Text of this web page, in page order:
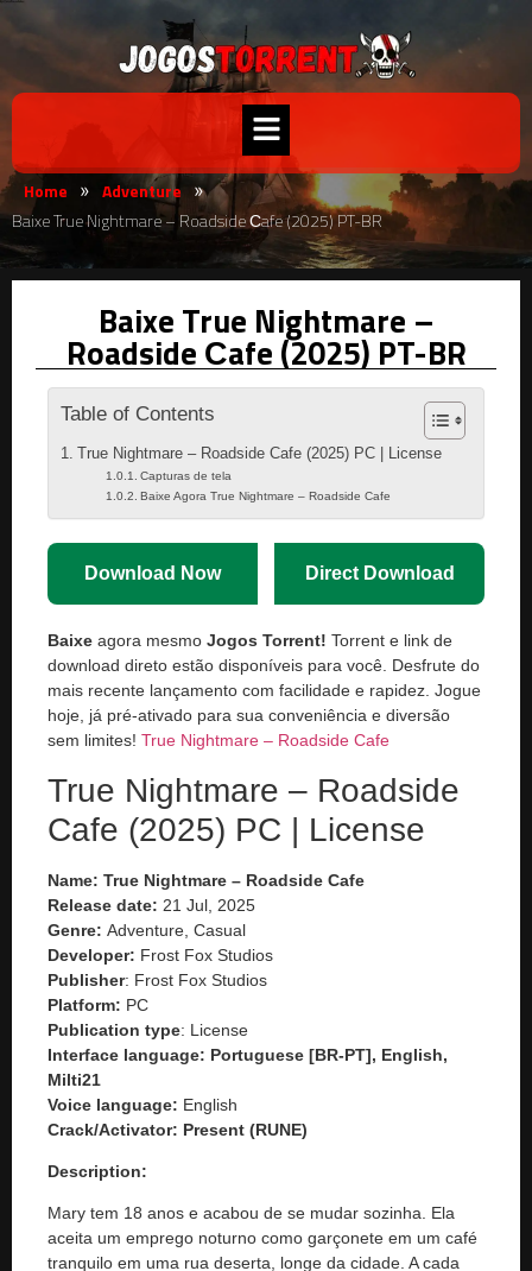
Home » Adventure »
Baixe True Nightmare – Roadside Сafe (2025) PT-BR
Baixe True Nightmare –
Roadside Сafe (2025) PT-BR
Table of Contents
True Nightmare – Roadside Сafe (2025) PC | License
Capturas de tela
Baixe Agora True Nightmare – Roadside Сafe
Download Now Direct Download
Baixe agora mesmo Jogos Torrent! Torrent e link de
download direto estão disponíveis para você. Desfrute do
mais recente lançamento com facilidade e rapidez. Jogue
hoje, já pré-ativado para sua conveniência e diversão
sem limites! True Nightmare – Roadside Сafe
True Nightmare – Roadside
Сafe (2025) PC | License
Name: True Nightmare – Roadside Сafe
Release date: 21 Jul, 2025
Genre: Adventure, Casual
Developer: Frost Fox Studios
Publisher: Frost Fox Studios
Platform: PC
Publication type: License
Interface language: Portuguese [BR-PT], English,
Milti21
Voice language: English
Crack/Activator: Present (RUNE)
Description:
Mary tem 18 anos e acabou de se mudar sozinha. Ela
aceita um emprego noturno como garçonete em um café
tranquilo em uma rua deserta, longe da cidade. A cada